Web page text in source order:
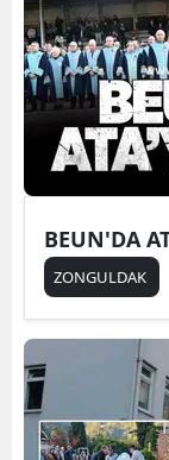
BEUN'DA
ZONGULDAK